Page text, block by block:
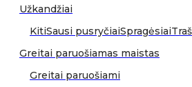
Užkandžiai
KitiSausi pusryčiaiSpragėsiai
Greitai paruošiamas maistas
Greitai paruošiami